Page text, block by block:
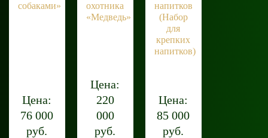
собаками»
Цена:
76 000
руб.
охотника
«Медведь»
Цена:
220
000
руб.
напитков
(Набор
для
крепких
напитков)
Цена:
85 000
руб.